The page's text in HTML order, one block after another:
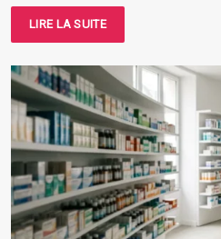
LIRE LA SUITE